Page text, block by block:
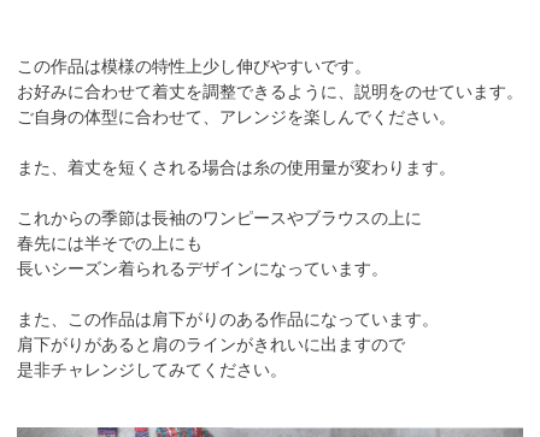
この作品は模様の特性上少し伸びやすいです。
お好みに合わせて着丈を調整できるように、説明をのせています。
ご自身の体型に合わせて、アレンジを楽しんでください。
また、着丈を短くされる場合は糸の使用量が変わります。
これからの季節は長袖のワンピースやブラウスの上に
春先には半そでの上にも
長いシーズン着られるデザインになっています。
また、この作品は肩下がりのある作品になっています。
肩下がりがあると肩のラインがきれいに出ますので
是非チャレンジしてみてください。